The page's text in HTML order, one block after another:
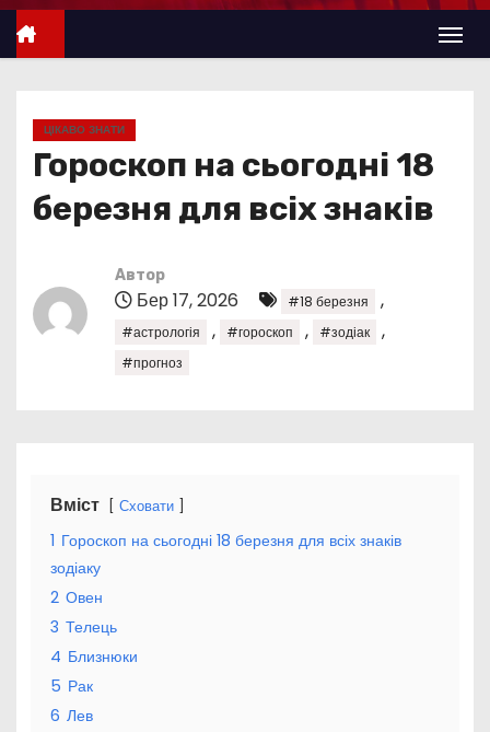
е
ЦІКАВО ЗНАТИ
Гороскоп на сьогодні 18
березня для всіх знаків
Автор
Бер 17, 2026 #18 березня ,
#астрологія , #гороскоп , #зодіак ,
#прогноз
Вміст Сховати
1 Гороскоп на сьогодні 18 березня для всіх знаків
зодіаку
2 Овен
3 Телець
4 Близнюки
5 Рак
6 Лев